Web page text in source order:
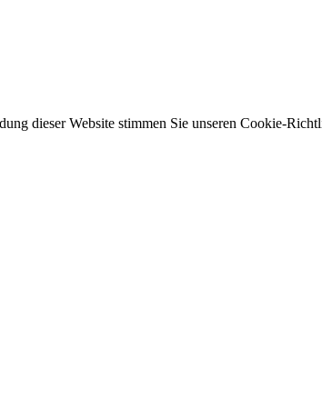
dieser Website stimmen Sie unseren Cookie-